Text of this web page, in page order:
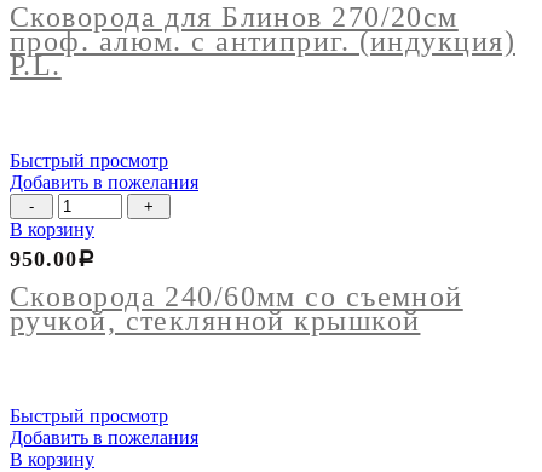
Сковорода для Блинов 270/20см
проф. алюм. с антиприг. (индукция)
P.L.
Быстрый просмотр
Добавить в пожелания
Количество
товара
Сковорода
240/60мм
со
съемной
ручкой,
В корзину
Сковорода 240/60мм со съемной
ручкой, стеклянной крышкой
950.00Р
Быстрый просмотр
Добавить в пожелания
В корзину